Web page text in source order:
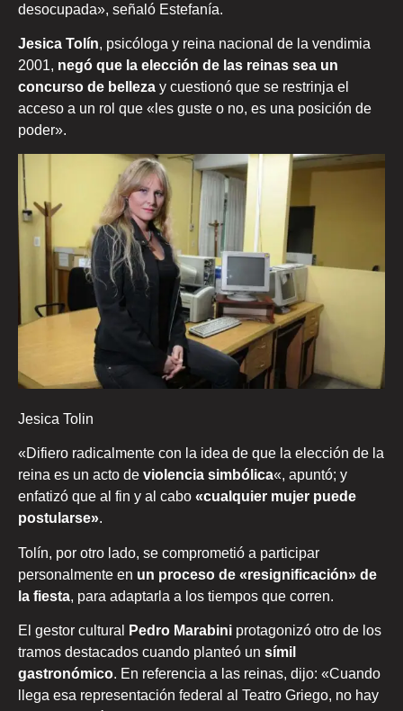
desocupada», señaló Estefanía.
Jesica Tolín, psicóloga y reina nacional de la vendimia
2001, negó que la elección de las reinas sea un
concurso de belleza y cuestionó que se restrinja el
acceso a un rol que «les guste o no, es una posición de
poder».
Jesica Tolin
«Difiero radicalmente con la idea de que la elección de la
reina es un acto de violencia simbólica«, apuntó; y
enfatizó que al fin y al cabo «cualquier mujer puede
postularse».
Tolín, por otro lado, se comprometió a participar
personalmente en un proceso de «resignificación» de
la fiesta, para adaptarla a los tiempos que corren.
El gestor cultural Pedro Marabini protagonizó otro de los
tramos destacados cuando planteó un símil
gastronómico. En referencia a las reinas, dijo: «Cuando
llega esa representación federal al Teatro Griego, no hay